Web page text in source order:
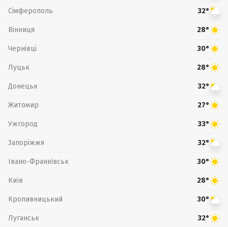
Сімферополь 32°
Вінниця 28°
Чернівці 30°
Луцьк 28°
Донецьк 32°
Житомир 27°
Ужгород 33°
Запоріжжя 32°
Івано-Франківськ 30°
Київ 28°
Кропивницький 30°
Луганськ 32°